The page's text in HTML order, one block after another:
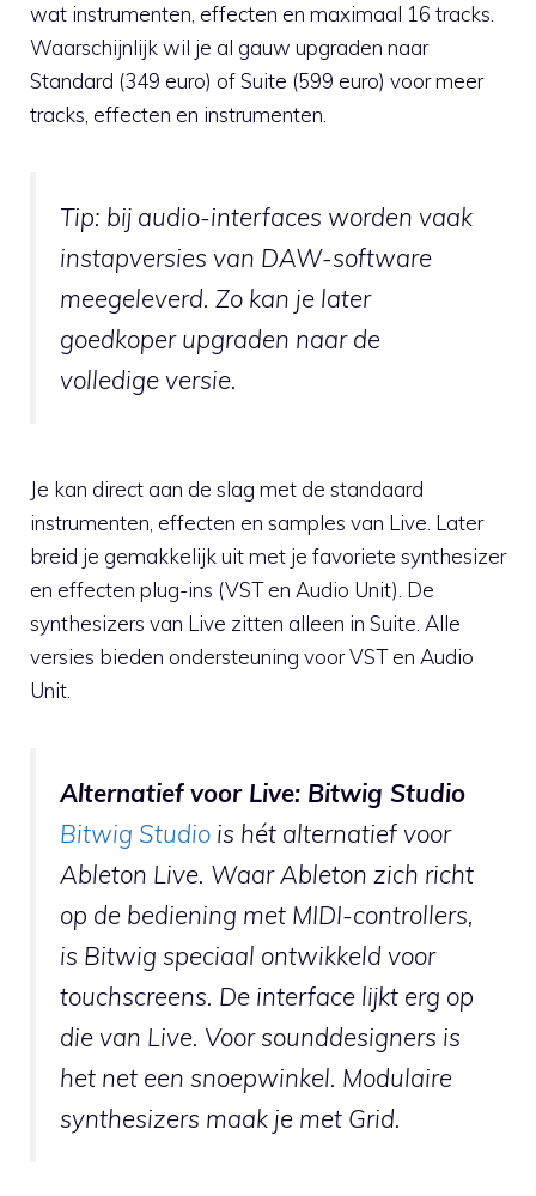
wat instrumenten, effecten en maximaal 16 tracks.
Waarschijnlijk wil je al gauw upgraden naar
Standard (349 euro) of Suite (599 euro) voor meer
tracks, effecten en instrumenten.
Tip: bij audio-interfaces worden vaak
instapversies van DAW-software
meegeleverd. Zo kan je later
goedkoper upgraden naar de
volledige versie.
Je kan direct aan de slag met de standaard
instrumenten, effecten en samples van Live. Later
breid je gemakkelijk uit met je favoriete synthesizer
en effecten plug-ins (VST en Audio Unit). De
synthesizers van Live zitten alleen in Suite. Alle
versies bieden ondersteuning voor VST en Audio
Unit.
Alternatief voor Live: Bitwig Studio
Bitwig Studio is hét alternatief voor
Ableton Live. Waar Ableton zich richt
op de bediening met MIDI-controllers,
is Bitwig speciaal ontwikkeld voor
touchscreens. De interface lijkt erg op
die van Live. Voor sounddesigners is
het net een snoepwinkel. Modulaire
synthesizers maak je met Grid.